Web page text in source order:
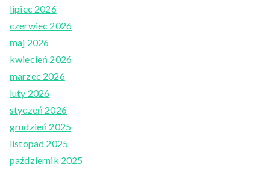
lipiec 2026
czerwiec 2026
maj 2026
kwiecień 2026
marzec 2026
luty 2026
styczeń 2026
grudzień 2025
listopad 2025
październik 2025